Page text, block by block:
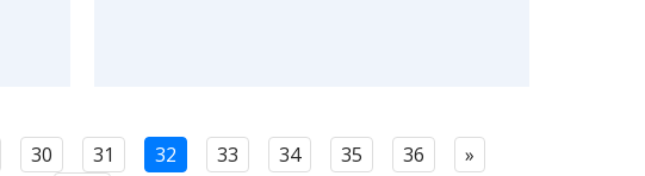
30 31 32 33 34 35 36
»